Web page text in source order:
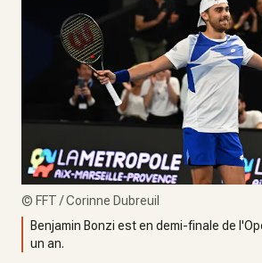
© FFT / Corinne Dubreuil
Benjamin Bonzi est en demi-finale de
un an.